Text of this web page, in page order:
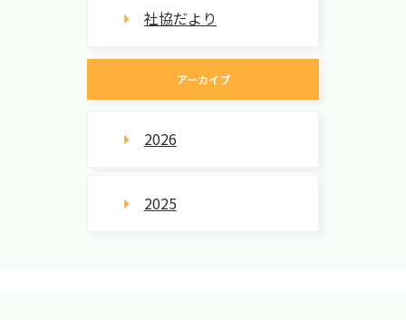
社協だより
アーカイブ
2026
2025